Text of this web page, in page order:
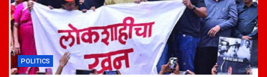
POLITICS